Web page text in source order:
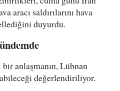
aracı saldırılarını hava
duyurdu.
anlaşmanın, Lübnan
değerlendiriliyor.